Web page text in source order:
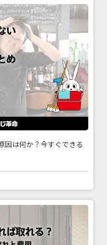
因は何か？今すぐできる